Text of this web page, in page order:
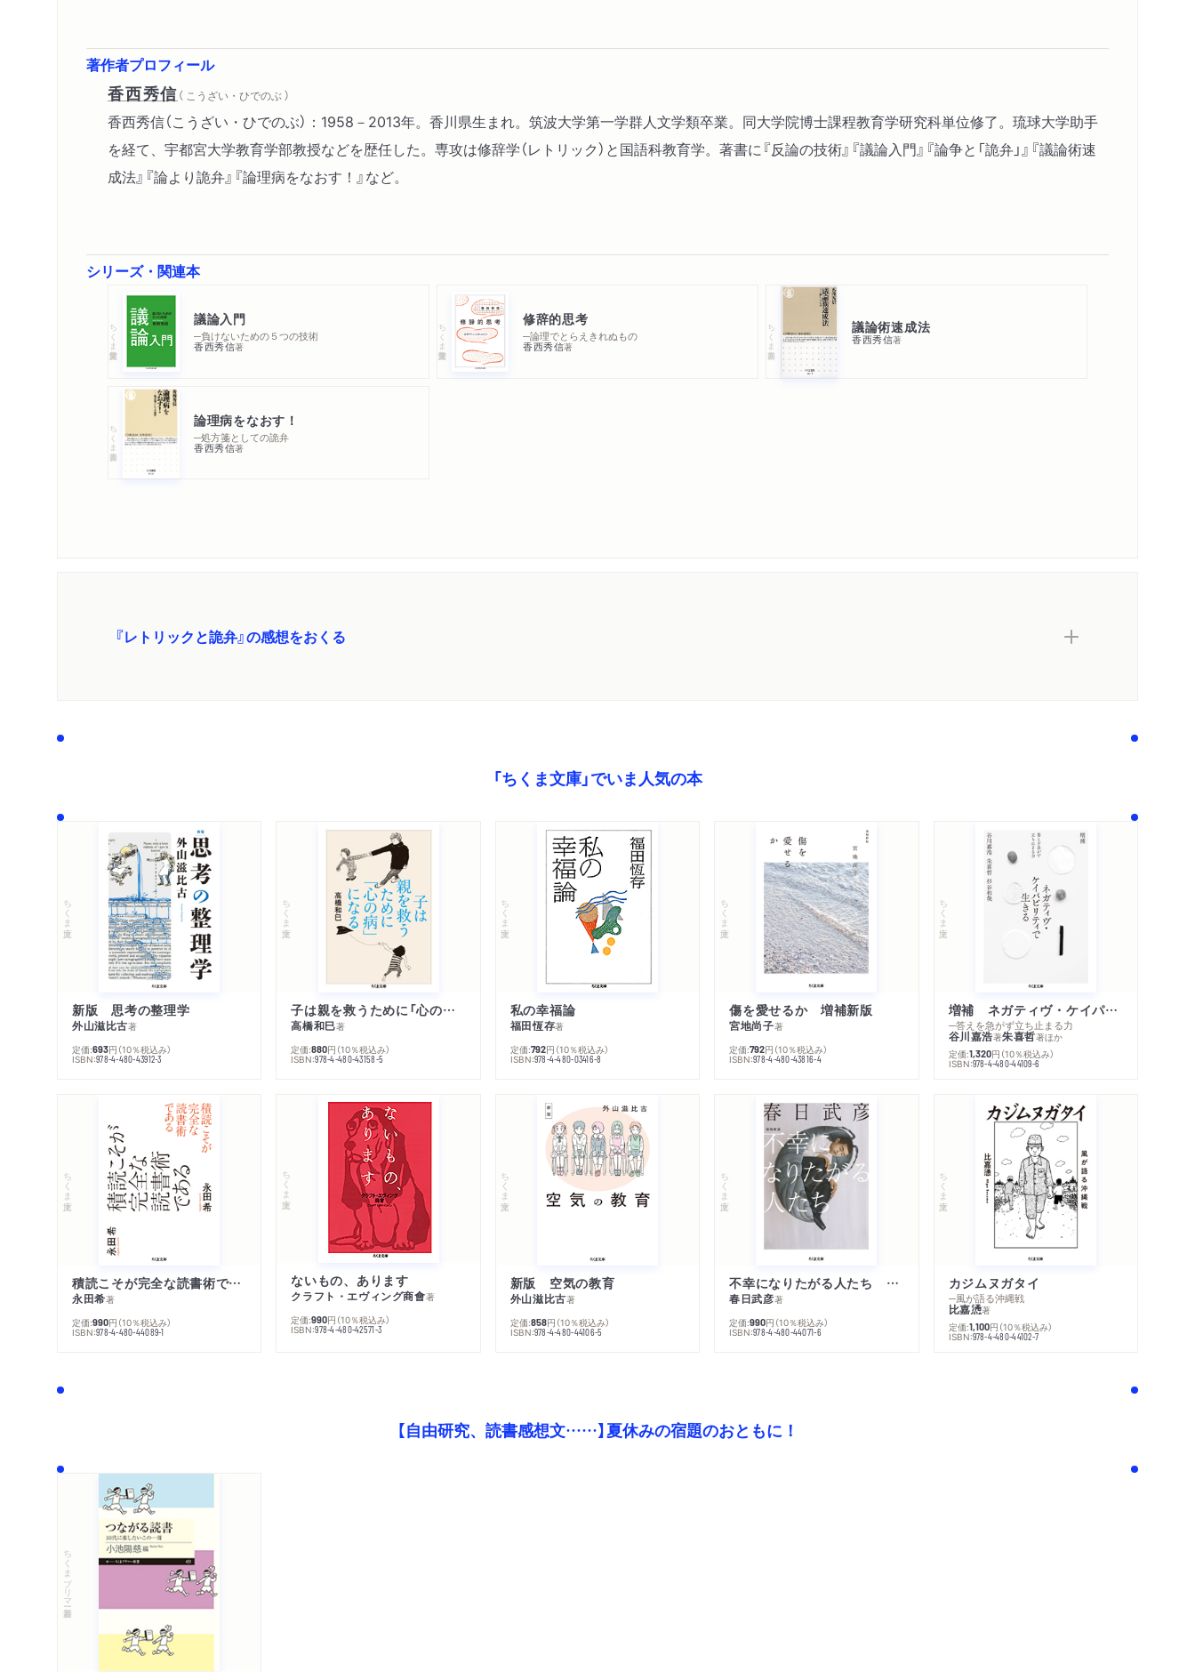
第四話 西行の選択肢……二者択一の力
第二章 なぜ「問い」は効果的なのか？
第五話 村上春樹の啖呵……相手の答えを封じる問い
「ふん、長ズボンはかなくちゃ食えないような立派な料理なのかよ」
「私自身の選択についていうならば、大日本帝国の『実在』よりも戦後民主主
第十話 鳴海仙吉のディレンマ……ディレンマの活用
「もし君がオリジナルなものを書いているなら、君の年齢でそれは自分に分
らずにいることができないから、師匠はいらない。もし君が二十三歳にな
って既成の他人のマナリズムをくりかえしているのなら、 君は師匠を持っ
第四章 「論証」を極める
「君は気がついていないかね？ 現在この問答の技術による哲学的議論に
は、どれほど大きな害毒がまつわりついているかということに」
第十二話 夏目漱石の摩り替え……論点の摩り替えその②
「じゃ小説を作れば、自然柔道も旨くなるかい」
第十三話 芥川龍之介の「魔術」……相手をはめる
「そこで僕が思うには、この金貨を元手にして、君が僕たちと骨牌をするの
第十四話 清水幾太郎の喧嘩……《tu quoque》の技術
著作者プロフィール
香西秀信（ こうざい・ひでのぶ ）
香西秀信（こうざい・ひでのぶ）：1958－2013年。香川県生まれ。筑波大学第一学群人文学類卒業。同大学院博士課程教育学研究科単位修了。琉球大学助手
を経て、宇都宮大学教育学部教授などを歴任した。専攻は修辞学（レトリック）と国語科教育学。著書に『反論の技術』『議論入門』『論争と「詭弁」』『議論術速
成法』『論より詭弁』『論理病をなおす！』など。
シリーズ・関連本
ちくま学芸文庫 議論入門
─負けないための５つの技術
香西秀信著
ちくま学芸文庫 修辞的思考
─論理でとらえきれぬもの
香西秀信著
ちくま新書 議論術速成法
香西秀信著
ちくま新書 論理病をなおす！
─処方箋としての詭弁
香西秀信著
『レトリックと詭弁』の感想をおくる
「ちくま文庫」でいま人気の本
ちくま文庫
新版 思考の整理学
外山滋比古著
定価:693円 （10％税込み）
ISBN:978-4-480-43912-3
ちくま文庫
子は親を救うために「心の病」になる
高橋和巳著
定価:880円 （10％税込み）
ISBN:978-4-480-43158-5
ちくま文庫
私の幸福論
福田恆存著
定価:792円 （10％税込み）
ISBN:978-4-480-03416-8
ちくま文庫
傷を愛せるか 増補新版
宮地尚子著
定価:792円 （10％税込み）
ISBN:978-4-480-43816-4
ちくま文庫
増補 ネガティヴ・ケイパビリティで生きる
─答えを急がず立ち止まる力
谷川嘉浩著朱喜哲著ほか
定価:1,320円 （10％税込み）
ISBN:978-4-480-44109-6
ちくま文庫
積読こそが完全な読書術である
永田希著
定価:990円 （10％税込み）
ISBN:978-4-480-44089-1
ちくま文庫
ないもの、あります
クラフト・エヴィング商會著
定価:990円 （10％税込み）
ISBN:978-4-480-42571-3
ちくま文庫
新版 空気の教育
外山滋比古著
定価:858円 （10％税込み）
ISBN:978-4-480-44106-5
ちくま文庫
不幸になりたがる人たち 増補新版
春日武彦著
定価:990円 （10％税込み）
ISBN:978-4-480-44071-6
ちくま文庫
カジムヌガタイ
─風が語る沖縄戦
比嘉慂著
定価:1,100円 （10％税込み）
ISBN:978-4-480-44102-7
【自由研究、読書感想文……】夏休みの宿題のおともに！
ちくまプリマー新書